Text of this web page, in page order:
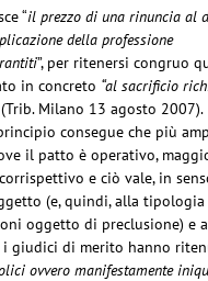
“il prezzo di una rinuncia al
della professione
”, per ritenersi congruo
in concreto “al sacrificio
Milano 13 agosto 2007).
consegue che più
il patto è operativo,
e ciò vale, in
(e, quindi, alla tipologia
oggetto di preclusione) e
i giudici di merito hanno
ovvero manifestamente